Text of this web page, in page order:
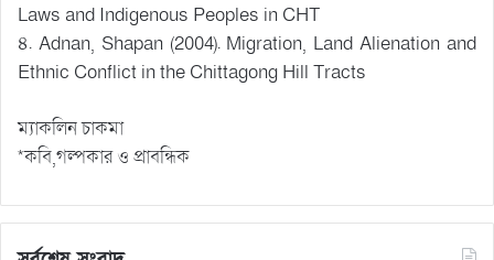
Laws and Indigenous Peoples in CHT
৪. Adnan, Shapan (2004). Migration, Land Alienation and
Ethnic Conflict in the Chittagong Hill Tracts
ম্যাকলিন চাকমা
*কবি,গল্পকার ও প্রাবন্ধিক